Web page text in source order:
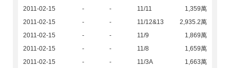
2011-02-15
- - 11/11
1,359萬
2011-02-15
- - 11/12&13
2,935.2萬
2011-02-15
- - 11/9
1,869萬
2011-02-15
- - 11/8
1,659萬
2011-02-15
- - 11/3A
1,663萬